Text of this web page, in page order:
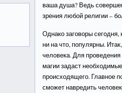
ваша душа? Ведь
зрения любой религии –
Однако заговоры сегодня,
ни на что, популярны.
человека. Для
магии задаст
происходящего. Главное
сможет навредить